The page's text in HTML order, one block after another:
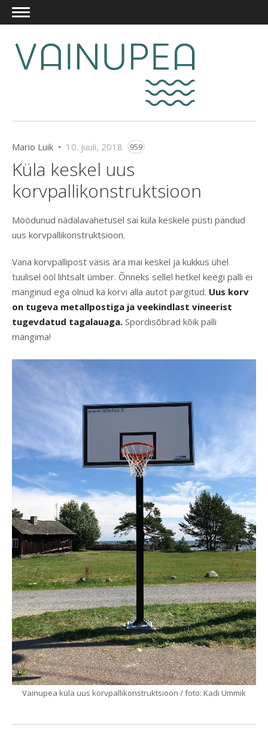
Mario Luik • 10. juuli, 2018 959
Küla keskel uus
korvpallikonstruktsioon
Möödunud nädalavahetusel sai küla keskele püsti pandud
uus korvpallikonstruktsioon.
Vana korvpallipost väsis ära mai keskel ja kukkus ühel
tuulisel ööl lihtsalt ümber. Õnneks sellel hetkel keegi palli ei
mänginud ega olnud ka korvi alla autot pargitud. Uus korv
on tugeva metallpostiga ja veekindlast vineerist
tugevdatud tagalauaga. Spordisõbrad kõik palli
mängima!
Vainupea küla uus korvpallikonstruktsioon / foto: Kadi Ummik